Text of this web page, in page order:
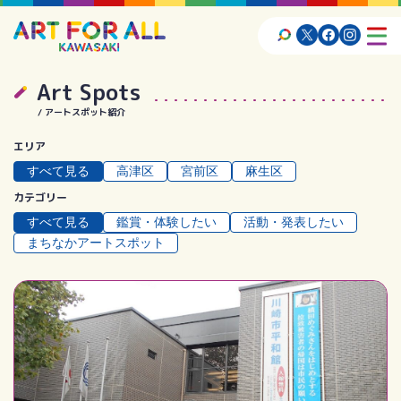
Art Spots
アートスポット紹介
エリア
すべて見る ⾼津区 宮前区 ⿇⽣区
カテゴリー
すべて見る 鑑賞・体験したい
活動・発表したい
まちなかアートスポット